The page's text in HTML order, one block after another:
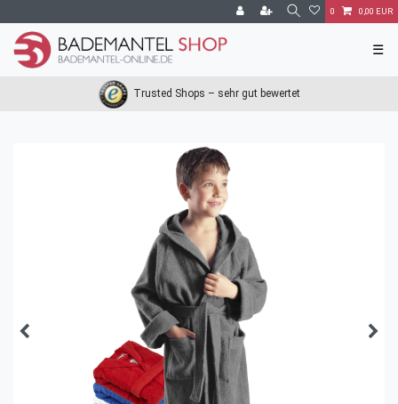
0 0,00 EUR
☰
Trusted Shops – sehr gut bewertet